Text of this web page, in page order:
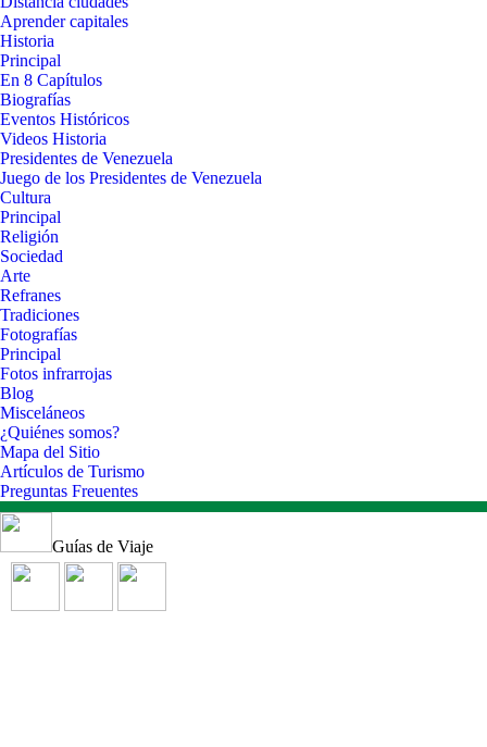
Aprender capitales
Historia
Principal
En 8 Capítulos
Biografías
Eventos Históricos
Videos Historia
Presidentes de Venezuela
Juego de los Presidentes de Venezuela
Cultura
Principal
Religión
Sociedad
Arte
Refranes
Tradiciones
Fotografías
Principal
Fotos infrarrojas
Blog
Misceláneos
¿Quiénes somos?
Mapa del Sitio
Artículos de Turismo
Preguntas Freuentes
Guías de Viaje